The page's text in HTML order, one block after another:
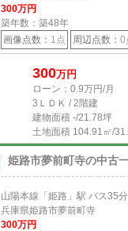
300万円
築年数：築48年
画像点数： 1点 周辺点数： 0
300万円
ローン：0.9万円/月
3ＬＤＫ / 2階建
建物面積 -/21.78坪
土地面積 104.91㎡/
姫路市夢前町寺の中古
山陽本線「姫路」駅 バス35
兵庫県姫路市夢前町寺
300万円